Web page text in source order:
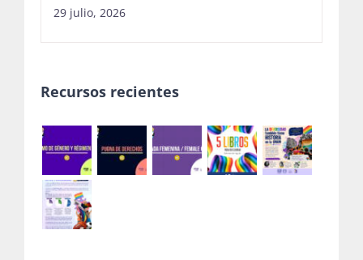
29 julio, 2026
Recursos recientes